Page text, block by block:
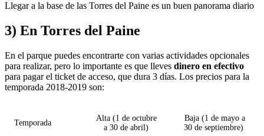
Llegar a la base de las Torres del Paine es un buen panorama diario
3) En Torres del Paine
En el parque puedes encontrarte con varias actividades opcionales
para realizar, pero lo importante es que lleves dinero en efectivo
para pagar el ticket de acceso, que dura 3 días. Los precios para la
temporada 2018-2019 son:
Temporada
Alta (1 de octubre
a 30 de abril)
Baja (1 de mayo a
30 de septiembre)